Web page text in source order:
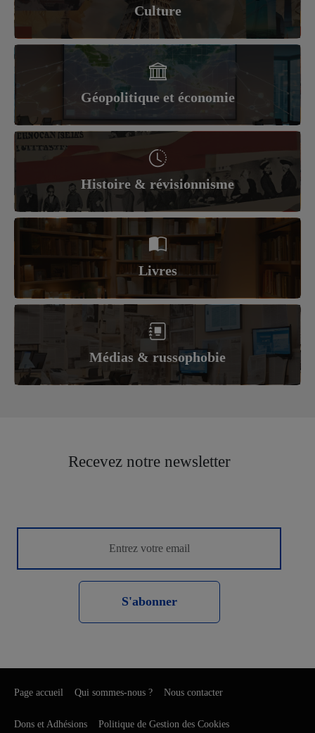
Culture
Géopolitique et économie
Histoire & révisionnisme
Livres
Médias & russophobie
Recevez notre newsletter
S'abonner
Page accueil Qui sommes-nous ? Nous contacter
Dons et Adhésions Politique de Gestion des Cookies